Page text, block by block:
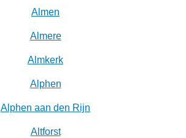
Almen
Almere
Almkerk
Alphen
Alphen aan den Rijn
Altforst